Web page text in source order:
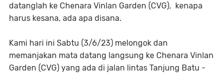
datanglah ke Chenara Vinlan Garden (CVG), kenapa
harus kesana, ada apa disana.
Kami hari ini Sabtu (3/6/23) melongok dan
memanjakan mata datang langsung ke Chenara Vinlan
Garden (CVG) yang ada di jalan lintas Tanjung Batu -